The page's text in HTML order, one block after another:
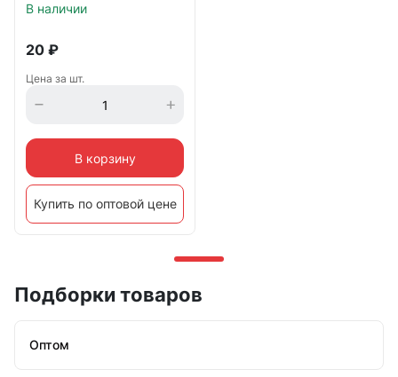
В наличии
20 ₽
Цена за шт.
В корзину
Купить по оптовой цене
Подборки товаров
Оптом